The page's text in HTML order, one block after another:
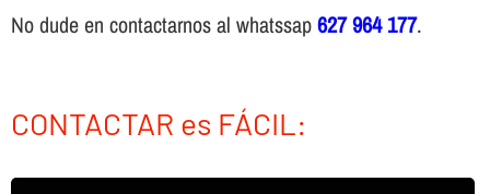
No dude en contactarnos al whatssap627 964 177.
CONTACTAR es FÁCIL: